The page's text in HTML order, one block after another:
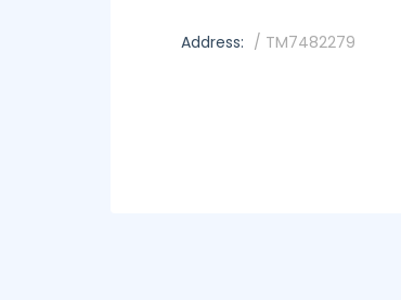
Address: / TM7482279